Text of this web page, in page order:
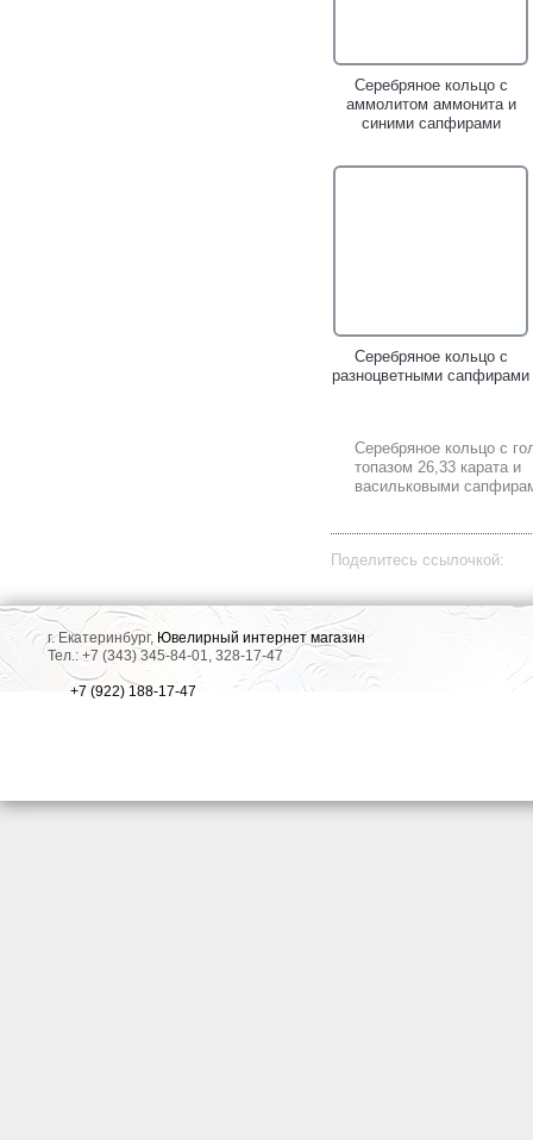
Серебряное кольцо с
аммолитом аммонита и
синими сапфирами
Серебряное кольцо с
разноцветными сапфирами
Серебряное кольцо с
топазом 26,33 карата и
васильковыми
Поделитесь ссылочкой:
г. Екатеринбург, Ювелирный интернет магазин
Тел.: +7 (343) 345-84-01, 328-17-47
+7 (922) 188-17-47